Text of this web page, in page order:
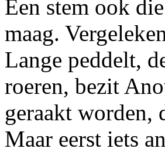
Een stem ook
maag.
Lange peddelt,
roeren, bezit
geraakt worden,
Maar eerst iets